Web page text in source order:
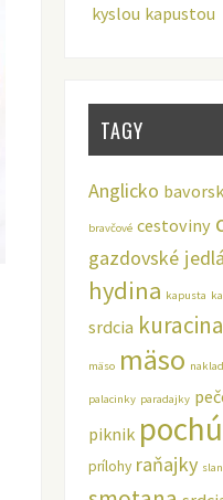
kyslou kapustou
TAGY
Anglicko
bravčové cestoviny
gazdovské jedlá
hydina kapusta
srdcia kuracina
mäso mäso
palacinky paradajky
piknik
prílohy raňajky